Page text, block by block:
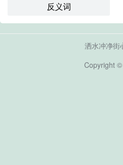
反义词
洒水冲净街
Copyright